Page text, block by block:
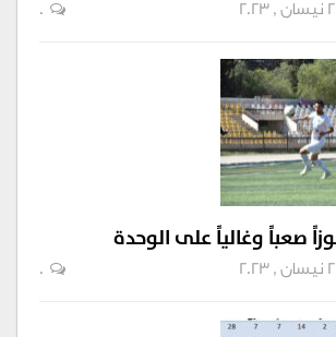
0
صعباً وغالياً على الوحدة
0